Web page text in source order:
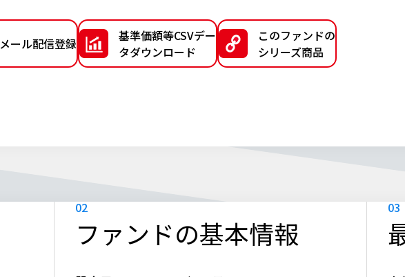
メール配信登録
基準価額等CSVデー
タダウンロード
このファンドの
シリーズ商品
ファンドの基本情報